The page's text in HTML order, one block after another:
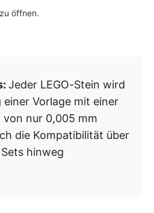
zu öffnen.
Jeder LEGO-Stein wird
Vorlage mit einer
von nur 0,005 mm
die Kompatibilität über
hinweg